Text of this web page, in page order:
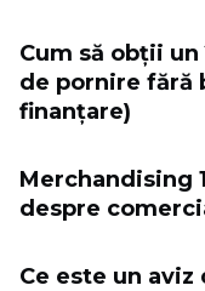
Cum să obții
de pornire fără
finanțare)
Merchandising
despre
Ce este un aviz